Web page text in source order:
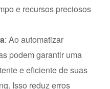
e recursos preciosos
: Ao automatizar
podem garantir uma
e eficiente de suas
Isso reduz erros